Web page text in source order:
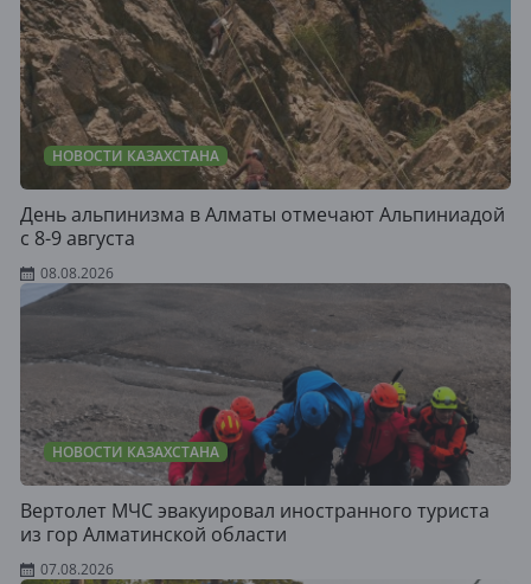
НОВОСТИ КАЗАХСТАНА
День альпинизма в Алматы отмечают Альпиниадой
с 8-9 августа
08.08.2026
НОВОСТИ КАЗАХСТАНА
Вертолет МЧС эвакуировал иностранного туриста
из гор Алматинской области
07.08.2026